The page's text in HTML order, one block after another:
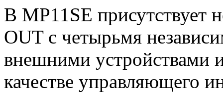
В MP11SE присутствует
OUT с четырьмя
внешними устройствами
качестве управляющего